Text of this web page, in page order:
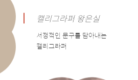
캘리그라퍼 왕은실
서정적인 문구를 담아내는
캘리그라퍼